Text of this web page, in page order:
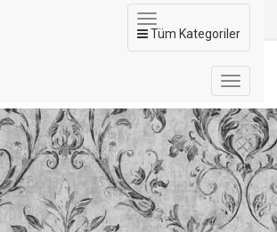
Tüm Kategoriler